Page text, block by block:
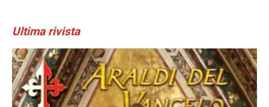
Ultima rivista